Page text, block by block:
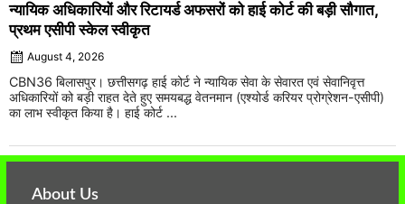
न्यायिक अधिकारियों और रिटायर्ड अफसरों को हाई कोर्ट की बड़ी सौगात,
प्रथम एसीपी स्केल स्वीकृत
August 4, 2026
CBN36 बिलासपुर। छत्तीसगढ़ हाई कोर्ट ने न्यायिक सेवा के सेवारत एवं सेवानिवृत्त
अधिकारियों को बड़ी राहत देते हुए समयबद्ध वेतनमान (एश्योर्ड करियर प्रोग्रेशन-एसीपी)
का लाभ स्वीकृत किया है। हाई कोर्ट ...
About Us